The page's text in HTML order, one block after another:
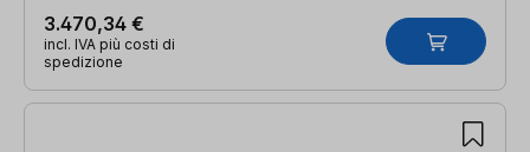
3.470,34 €
incl. IVA più costi di
spedizione